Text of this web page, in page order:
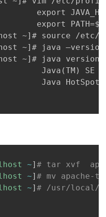
export
export
~]# source /etc/
~]# java
~]# java version
Java(TM) SE
Java
~] # tar xvf
~] # mv apache-
~] # /usr/local/